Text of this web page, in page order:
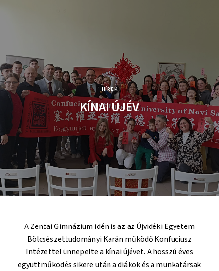
HÍREK
KÍNAI ÚJÉV
A Zentai Gimnázium idén is az az Újvidéki Egyetem
Bölcsészettudományi Karán működő Konfuciusz
Intézettel ünnepelte a kínai újévet. A hosszú éves
együttműködés sikere után a diákok és a munkatársak